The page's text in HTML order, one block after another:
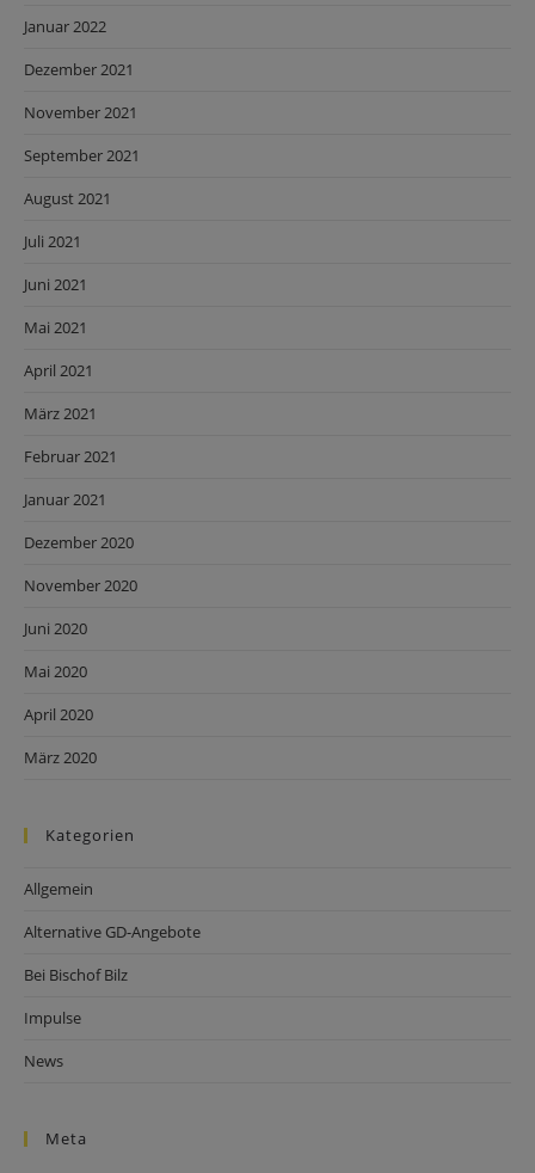
Januar 2022
Dezember 2021
November 2021
September 2021
August 2021
Juli 2021
Juni 2021
Mai 2021
April 2021
März 2021
Februar 2021
Januar 2021
Dezember 2020
November 2020
Juni 2020
Mai 2020
April 2020
März 2020
Kategorien
Allgemein
Alternative GD-Angebote
Bei Bischof Bilz
Impulse
News
Meta